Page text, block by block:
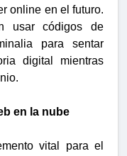
online en el futuro.
usar códigos de
para sentar
digital mientras
en la nube
vital para el